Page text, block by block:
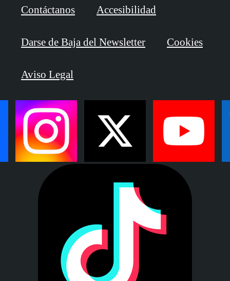
Contáctanos Accesibilidad
Darse de Baja del Newsletter Cookies
Aviso Legal